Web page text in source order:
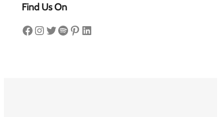
Find Us On
Facebook Instagram Twitter Spotify Pinterest LinkedIn